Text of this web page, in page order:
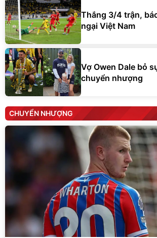
Thắng 3/4 trận,
ngại Việt Nam
Vợ Owen Dale bỏ
chuyển nhượng
CHUYỂN NHƯỢNG